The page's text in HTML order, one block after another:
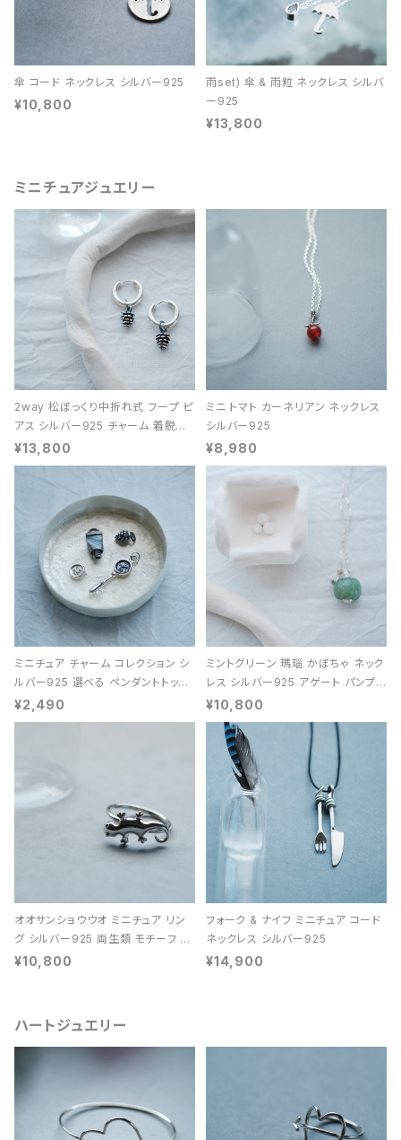
傘 コード ネックレス シルバー925
¥10,800
雨set) 傘 & 雨粒 ネックレス シルバ
ー925
¥13,800
ミニチュアジュエリー
2way 松ぼっくり中折れ式 フープ ピ
アス シルバー925 チャーム 着脱可
能 レディース ユニセックス
¥13,800
ミニ トマト カーネリアン ネックレス
シルバー925
¥8,980
ミニチュア チャーム コレクション シ
ルバー925 選べる ペンダントトップ
レディース ユニセックス
¥2,490
ミントグリーン 瑪瑙 かぼちゃ ネック
レス シルバー925 アゲート パンプキ
ン 天然石 レディース
¥10,800
オオサンショウウオ ミニチュア リン
グ シルバー925 両生類 モチーフ レ
ディース ユニセックス
¥10,800
フォーク & ナイフ ミニチュア コード
ネックレス シルバー925
¥14,900
ハートジュエリー